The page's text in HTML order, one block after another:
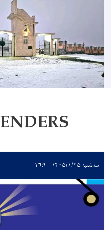
سه‌شنبه ۱۴۰۵/۱/۲۵ - ۱۶:۴